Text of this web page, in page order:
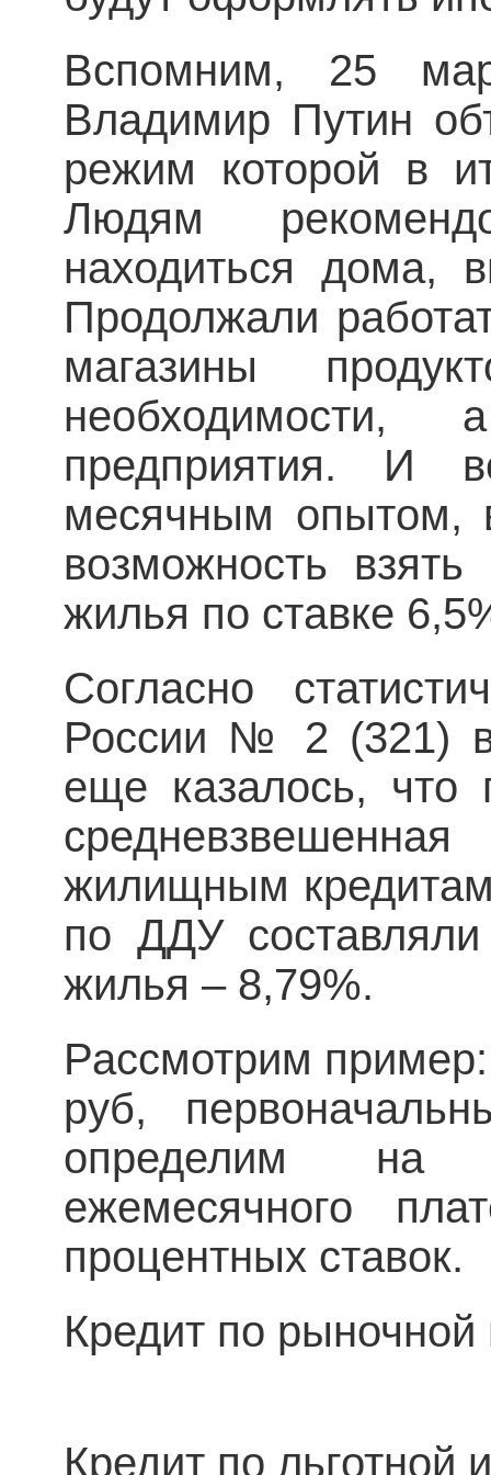
Вспомним, 25
Владимир Путин
режим которой в
Людям
находиться дома,
Продолжали
магазины
необходимости,
предприятия. И
месячным опытом,
возможность
жилья по ставке
Согласно
России № 2 (321) в
еще казалось, что
жилищным кредитам
по ДДУ составляли
жилья – 8,79%.
Рассмотрим
руб,
определим на
ежемесячного
процентных ставок.
Кредит по рыночной
Кредит по льготной